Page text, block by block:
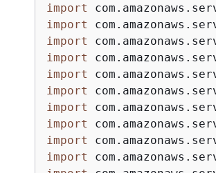
import
import
import
import
import
import
import
import
import
import